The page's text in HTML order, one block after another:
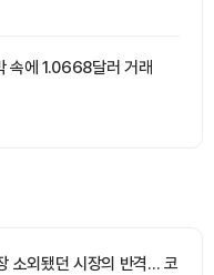
속에 1.0668달러 거래
소외됐던 시장의 반격… 코